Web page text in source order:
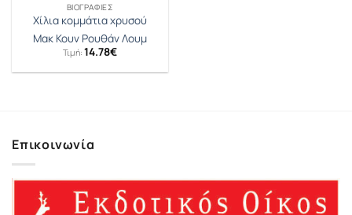
ΒΙΟΓΡΑΦΊΕΣ
Χίλια κομμάτια χρυσού
Μακ Κουν Ρουθάν Λουμ
Τιμή: 14.78€
Επικοινωνία